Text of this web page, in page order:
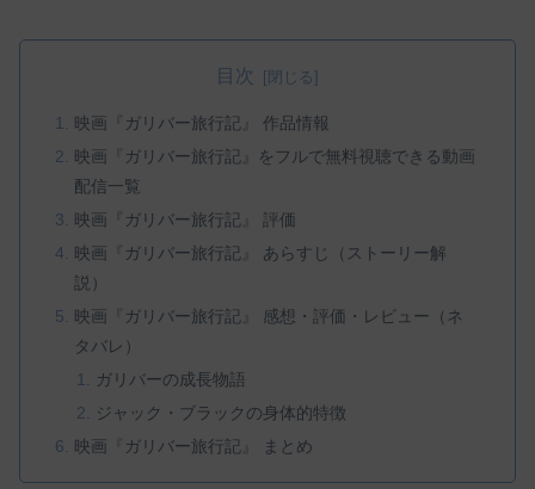
目次
映画『ガリバー旅行記』 作品情報
映画『ガリバー旅行記』をフルで無料視聴できる動画
配信一覧
映画『ガリバー旅行記』 評価
映画『ガリバー旅行記』 あらすじ（ストーリー解
説）
映画『ガリバー旅行記』 感想・評価・レビュー（ネ
タバレ）
ガリバーの成長物語
ジャック・ブラックの身体的特徴
映画『ガリバー旅行記』 まとめ